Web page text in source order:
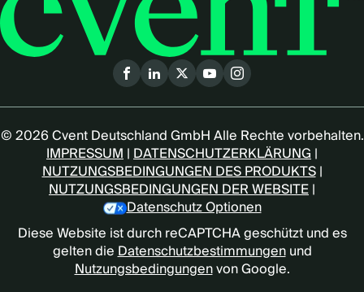
Social
menu
(German)
© 2026 Cvent Deutschland GmbH Alle Rechte vorbehalten.
IMPRESSUM|DATENSCHUTZERKLÄRUNG|
NUTZUNGSBEDINGUNGEN DES PRODUKTS|
NUTZUNGSBEDINGUNGEN DER WEBSITE|
Datenschutz Optionen
Diese Website ist durch reCAPTCHA geschützt und es
gelten dieDatenschutzbestimmungenund
Nutzungsbedingungenvon Google.